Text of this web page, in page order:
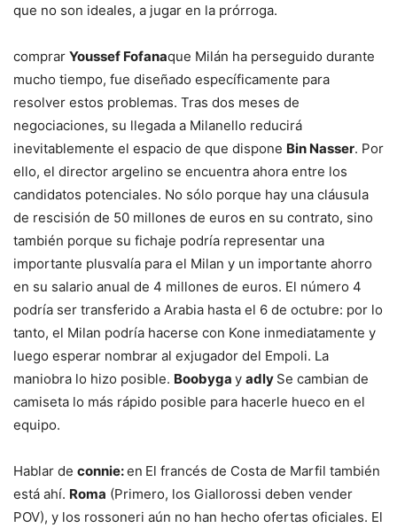
que no son ideales, a jugar en la prórroga.
comprar Youssef Fofanaque Milán ha perseguido durante
mucho tiempo, fue diseñado específicamente para
resolver estos problemas. Tras dos meses de
negociaciones, su llegada a Milanello reducirá
inevitablemente el espacio de que dispone Bin Nasser. Por
ello, el director argelino se encuentra ahora entre los
candidatos potenciales. No sólo porque hay una cláusula
de rescisión de 50 millones de euros en su contrato, sino
también porque su fichaje podría representar una
importante plusvalía para el Milan y un importante ahorro
en su salario anual de 4 millones de euros. El número 4
podría ser transferido a Arabia hasta el 6 de octubre: por lo
tanto, el Milan podría hacerse con Kone inmediatamente y
luego esperar nombrar al exjugador del Empoli. La
maniobra lo hizo posible. Boobyga y adly Se cambian de
camiseta lo más rápido posible para hacerle hueco en el
equipo.
Hablar de connie:en El francés de Costa de Marfil también
está ahí. Roma (Primero, los Giallorossi deben vender
POV), y los rossoneri aún no han hecho ofertas oficiales. El